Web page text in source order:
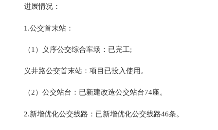
进展情况：
1.公交首末站：
（1）义序公交综合车场：已完工;
义井路公交首末站：项目已投入使用。
（2）公交站台：已新建改造公交站台74座。
2.新增优化公交线路：已新增优化公交线路46条。